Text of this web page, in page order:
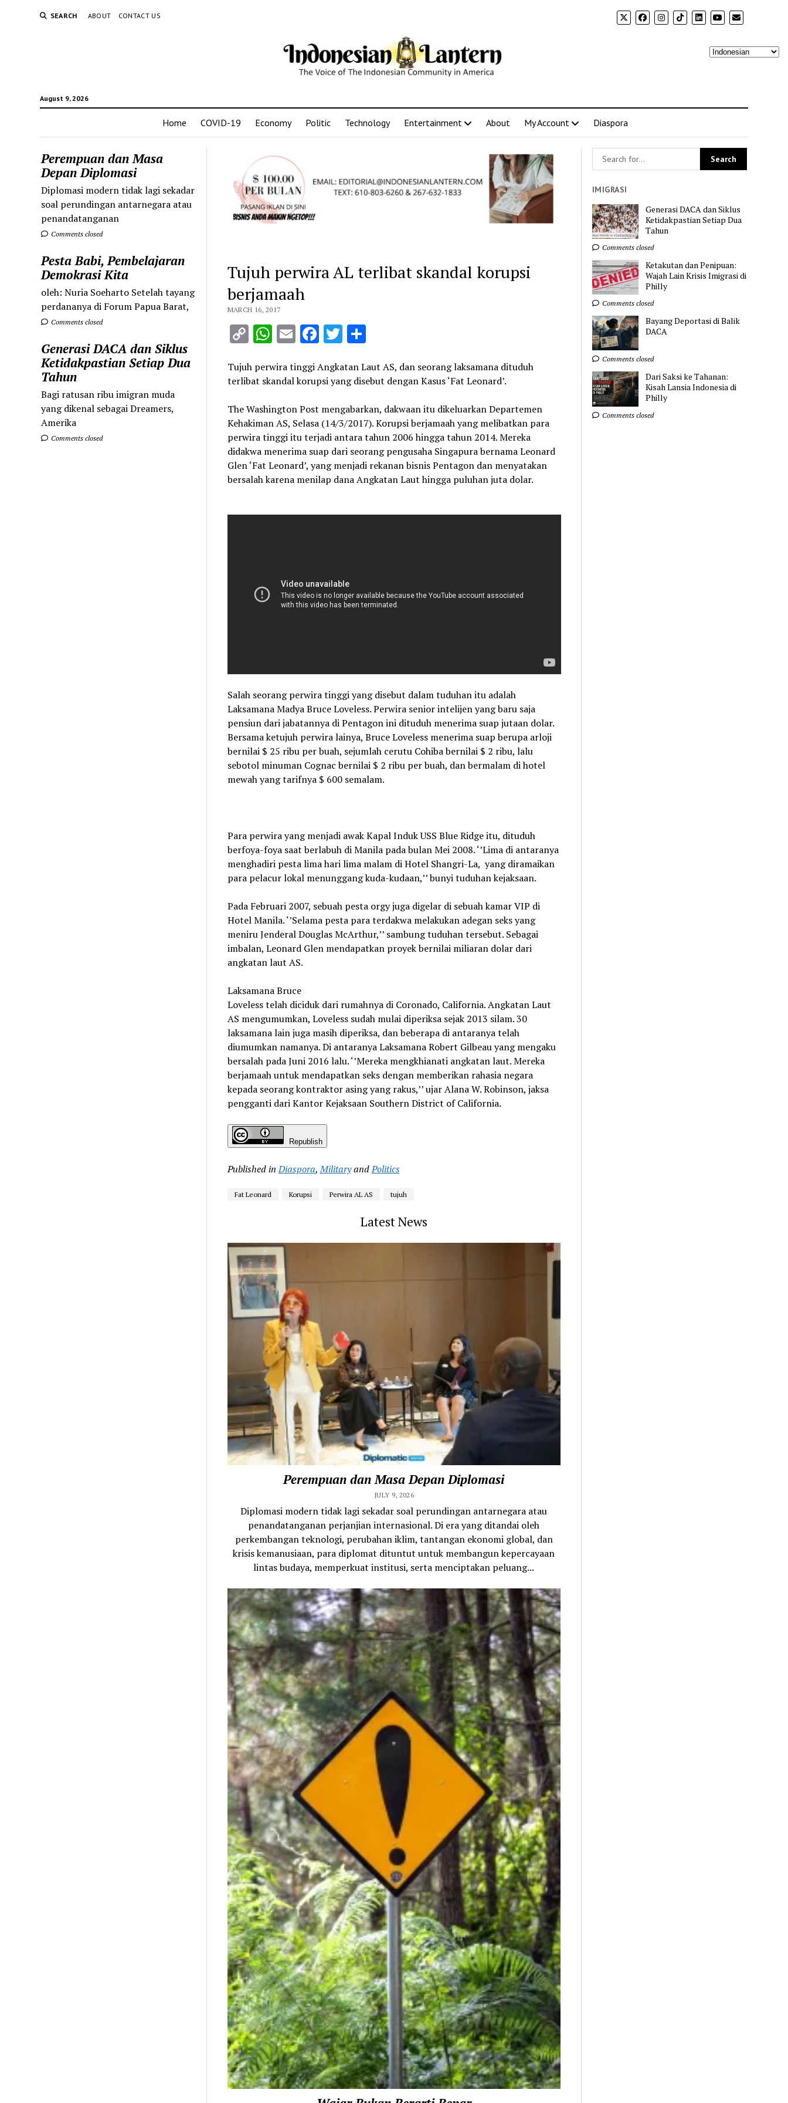
SEARCH ABOUT CONTACT US
August 9, 2026
Home COVID-19 Economy Politic Technology Entertainment About My Account Diaspora
Perempuan dan Masa
Depan Diplomasi
Diplomasi modern tidak lagi sekadar
soal perundingan antarnegara atau
penandatanganan
Comments closed
Pesta Babi, Pembelajaran
Demokrasi Kita
oleh: Nuria Soeharto Setelah tayang
perdananya di Forum Papua Barat,
Comments closed
Generasi DACA dan Siklus
Ketidakpastian Setiap Dua
Tahun
Bagi ratusan ribu imigran muda
yang dikenal sebagai Dreamers,
Amerika
Comments closed
Tujuh perwira AL terlibat skandal korupsi
berjamaah
MARCH 16, 2017
CopyWhatsApp
EmailFacebook
Twitter
Share
Tujuh perwira tinggi Angkatan Laut AS, dan seorang laksamana dituduh
terlibat skandal korupsi yang disebut dengan Kasus ‘Fat Leonard’.
The Washington Post mengabarkan, dakwaan itu dikeluarkan Departemen
Kehakiman AS, Selasa (14/3/2017). Korupsi berjamaah yang melibatkan para
perwira tinggi itu terjadi antara tahun 2006 hingga tahun 2014. Mereka
didakwa menerima suap dari seorang pengusaha Singapura bernama Leonard
Glen ‘Fat Leonard’, yang menjadi rekanan bisnis Pentagon dan menyatakan
bersalah karena menilap dana Angkatan Laut hingga puluhan juta dolar.
Salah seorang perwira tinggi yang disebut dalam tuduhan itu adalah
Laksamana Madya Bruce Loveless. Perwira senior intelijen yang baru saja
pensiun dari jabatannya di Pentagon ini dituduh menerima suap jutaan dolar.
Bersama ketujuh perwira lainya, Bruce Loveless menerima suap berupa arloji
bernilai $ 25 ribu per buah, sejumlah cerutu Cohiba bernilai $ 2 ribu, lalu
sebotol minuman Cognac bernilai $ 2 ribu per buah, dan bermalam di hotel
mewah yang tarifnya $ 600 semalam.
Para perwira yang menjadi awak Kapal Induk USS Blue Ridge itu, dituduh
berfoya-foya saat berlabuh di Manila pada bulan Mei 2008. ‘’Lima di antaranya
menghadiri pesta lima hari lima malam di Hotel Shangri-La, yang diramaikan
para pelacur lokal menunggang kuda-kudaan,’’ bunyi tuduhan kejaksaan.
Pada Februari 2007, sebuah pesta orgy juga digelar di sebuah kamar VIP di
Hotel Manila. ‘’Selama pesta para terdakwa melakukan adegan seks yang
meniru Jenderal Douglas McArthur,’’ sambung tuduhan tersebut. Sebagai
imbalan, Leonard Glen mendapatkan proyek bernilai miliaran dolar dari
angkatan laut AS.
Laksamana Bruce
Loveless telah diciduk dari rumahnya di Coronado, California. Angkatan Laut
AS mengumumkan, Loveless sudah mulai diperiksa sejak 2013 silam. 30
laksamana lain juga masih diperiksa, dan beberapa di antaranya telah
diumumkan namanya. Di antaranya Laksamana Robert Gilbeau yang mengaku
bersalah pada Juni 2016 lalu. ‘’Mereka mengkhianati angkatan laut. Mereka
berjamaah untuk mendapatkan seks dengan memberikan rahasia negara
kepada seorang kontraktor asing yang rakus,’’ ujar Alana W. Robinson, jaksa
pengganti dari Kantor Kejaksaan Southern District of California.
Republish
Published in Diaspora,MilitaryandPolitics
Fat Leonard Korupsi Perwira AL AS tujuh
Latest News
Perempuan dan Masa Depan Diplomasi
JULY 9, 2026
Diplomasi modern tidak lagi sekadar soal perundingan antarnegara atau
penandatanganan perjanjian internasional. Di era yang ditandai oleh
perkembangan teknologi, perubahan iklim, tantangan ekonomi global, dan
krisis kemanusiaan, para diplomat dituntut untuk membangun kepercayaan
lintas budaya, memperkuat institusi, serta menciptakan peluang...
IMIGRASI
Generasi DACA dan Siklus
Ketidakpastian Setiap Dua
Tahun
Comments closed
Ketakutan dan Penipuan:
Wajah Lain Krisis Imigrasi di
Philly
Comments closed
Bayang Deportasi di Balik
DACA
Comments closed
Dari Saksi ke Tahanan:
Kisah Lansia Indonesia di
Philly
Comments closed